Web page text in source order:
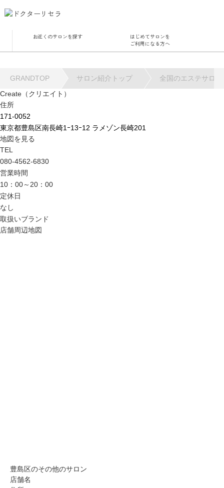
お近くのサロンを探す
はじめてサロンを
ご利用になる方へ
角質
GRANDTOP サロン紹介トップ
全国のエステサロ
Create（クリエイト）
住所
171-0052
東京都豊島区南長崎1ｰ13ｰ12 ラメゾン長崎201
地図を見る
TEL
080-4562-6830
営業時間
10：00～20：00
定休日
なし
取扱いブランド
店舗周辺地図
豊島区のその他のサロン
店舗名